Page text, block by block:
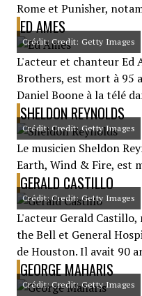
Rome et Punisher,
ED AMES
Crédit: Credit: Getty Images
L'acteur et chanteur Ed
Brothers, est mort à 95
Daniel Boone à la télé
SHELDON REYNOLDS
Crédit: Credit: Getty Images
Le musicien Sheldon
Earth, Wind & Fire, est
GERALD CASTILLO
Crédit: Credit: Getty Images
L'acteur Gerald
the Bell et General
de Houston. Il avait 90
GEORGE MAHARIS
Crédit: Credit: Getty Images